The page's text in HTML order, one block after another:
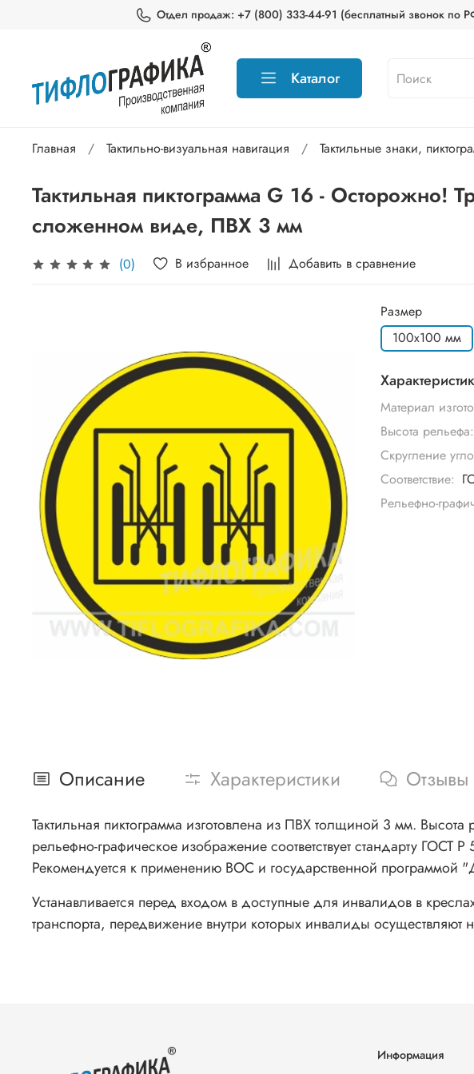
Отдел продаж: +7 (800) 333-44-91 (бесплатный звонок
Каталог
Главная Тактильно-визуальная навигация Тактильные знаки,
Тактильная пиктограмма G 16 - Осторожно!
сложенном виде, ПВХ 3 мм
(0) В избранное Добавить в сравнение
Размер
100х100 мм
Материал
Высота рельефа:
Скругление
Соответствие:
Рельефно-
Описание Характеристики Отзывы
Тактильная пиктограмма изготовлена из ПВХ толщиной 3 мм.
рельефно-графическое изображение соответствует стандарту
Рекомендуется к применению ВОС и государственной программой
Устанавливается перед входом в доступные для инвалидов в
транспорта, передвижение внутри которых инвалиды
Информация